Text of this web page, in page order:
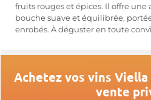
fruits rouges et épices. Il offre
bouche suave et équilibrée,
enrobés. À déguster en toute
Achetez vos vins
vente